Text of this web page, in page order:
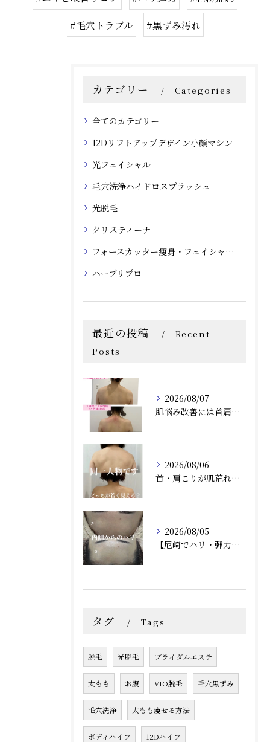
#毛穴トラブル #黒ずみ汚れ
カテゴリー Categories
全てのカテゴリー
12Dリフトアップデザイン小顔マシン
光フェイシャル
毛穴洗浄ハイドロスプラッシュ
光脱毛
クリスティーナ
フォースカッター痩身・フェイシャルマシン
ハーブリプロ
最近の投稿
Recent
Posts
2026/08/07
肌悩み改善には首肩こりの詰まりも取ることがオススメ！兵庫県尼崎エステRindaリンダで赤み、毛穴、ニキビ炎症肌のお悩みの方へ
2026/08/06
首・肩こりが肌荒れにつながる？肌質改善との相乗効果で根本から美しい肌へ（兵庫県尼崎エステ）Rindaリンダで改善しませんか？
2026/08/05
【尼崎でハリ・弾力ケア】フォーエバーヤングで内側からふっくらとした若々しい肌へ
タグ Tags
脱毛 光脱毛 ブライダルエステ
太もも お腹 VIO脱毛 毛穴黒ずみ
毛穴洗浄 太もも痩せる方法
ボディハイフ 12Dハイフ